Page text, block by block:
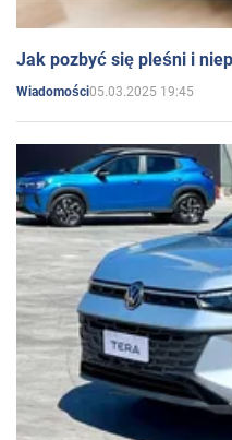
Jak pozbyć się pleśni i
Wiadomości05.03.2025 19:45